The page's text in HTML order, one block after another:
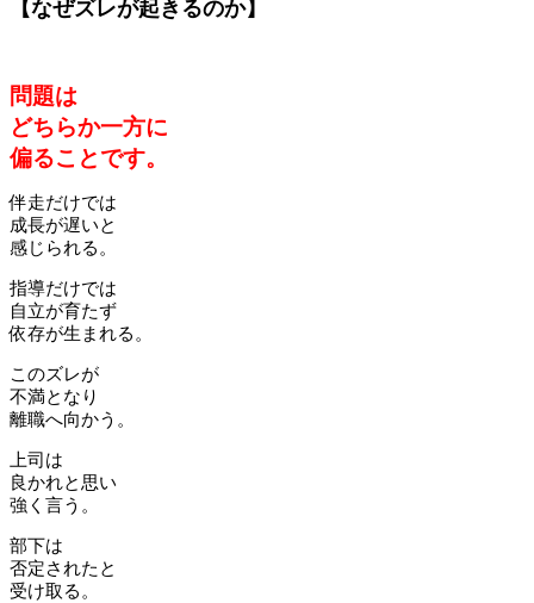
【なぜズレが起きるのか】
問題は
どちらか一方に
偏ることです。
伴走だけでは
成長が遅いと
感じられる。
指導だけでは
自立が育たず
依存が生まれる。
このズレが
不満となり
離職へ向かう。
上司は
良かれと思い
強く言う。
部下は
否定されたと
受け取る。